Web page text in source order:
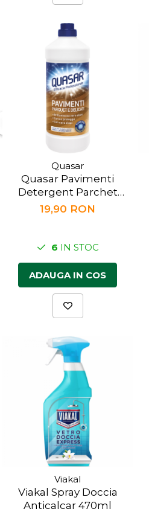
Quasar
Quasar Pavimenti
Detergent Parchet
1000ml
19,90 RON
6 IN STOC
ADAUGA IN COS
Viakal
Viakal Spray Doccia
Anticalcar 470ml